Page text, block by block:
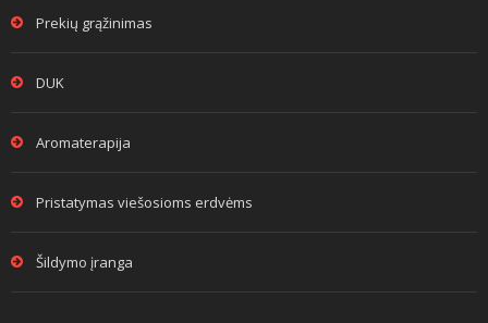
Prekių grąžinimas
DUK
Aromaterapija
Pristatymas viešosioms erdvėms
Šildymo įranga